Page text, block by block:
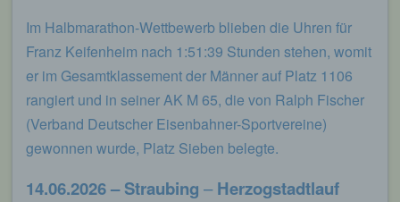
Im Halbmarathon-Wettbewerb blieben die Uhren für
Franz Keifenheim nach 1:51:39 Stunden stehen, womit
er im Gesamtklassement der Männer auf Platz 1106
rangiert und in seiner AK M 65, die von Ralph Fischer
(Verband Deutscher Eisenbahner-Sportvereine)
gewonnen wurde, Platz Sieben belegte.
14.06.2026 – Straubing –Herzogstadtlauf